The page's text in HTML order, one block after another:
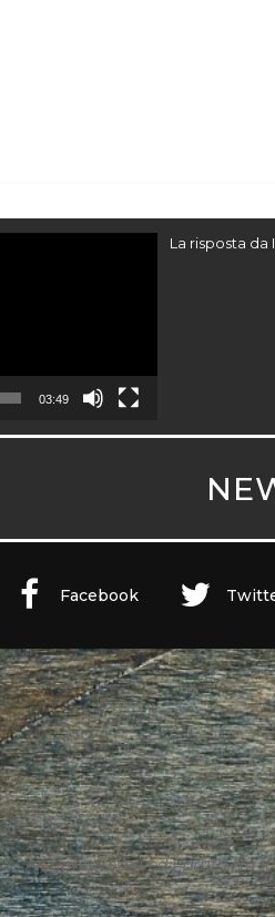
03:49
La risposta da
Facebook
All rights reserved Partita Iva